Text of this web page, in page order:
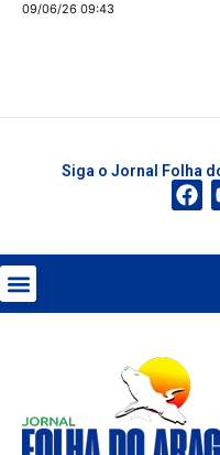
09/06/26 09:43
Siga o Jornal Folha